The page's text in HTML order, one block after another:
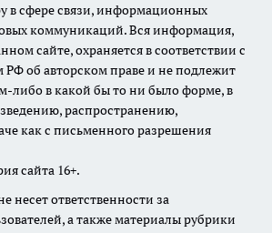
в сфере связи, информационных
коммуникаций. Вся информация,
сайте, охраняется в соответствии с
РФ об авторском праве и не подлежит
либо в какой бы то ни было форме, в
распространению,
как с письменного разрешения
сайта 16+.
несет ответственности за
а также материалы рубрики